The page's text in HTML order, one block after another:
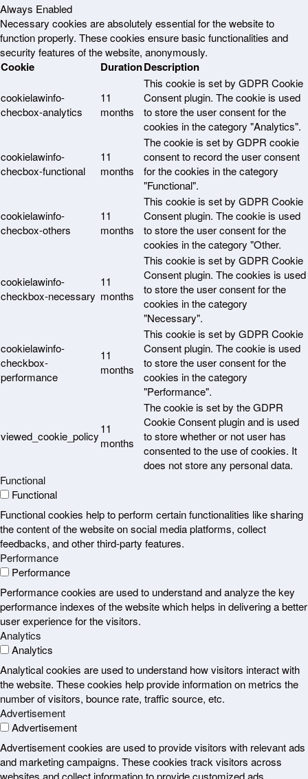
Always Enabled
Necessary cookies are absolutely essential for the website to
function properly. These cookies ensure basic functionalities and
security features of the website, anonymously.
Cookie DurationDescription
cookielawinfo-
checbox-analytics
11
months
This cookie is set by GDPR Cookie
Consent plugin. The cookie is used
to store the user consent for the
cookies in the category "Analytics".
cookielawinfo-
checbox-functional
11
months
The cookie is set by GDPR cookie
consent to record the user consent
for the cookies in the category
"Functional".
cookielawinfo-
checbox-others
11
months
This cookie is set by GDPR Cookie
Consent plugin. The cookie is used
to store the user consent for the
cookies in the category "Other.
cookielawinfo-
checkbox-necessary
11
months
This cookie is set by GDPR Cookie
Consent plugin. The cookies is used
to store the user consent for the
cookies in the category
"Necessary".
cookielawinfo-
checkbox-
performance
11
months
This cookie is set by GDPR Cookie
Consent plugin. The cookie is used
to store the user consent for the
cookies in the category
"Performance".
viewed_cookie_policy
11
months
The cookie is set by the GDPR
Cookie Consent plugin and is used
to store whether or not user has
consented to the use of cookies. It
does not store any personal data.
Functional
Functional
Functional cookies help to perform certain functionalities like sharing
the content of the website on social media platforms, collect
feedbacks, and other third-party features.
Performance
Performance
Performance cookies are used to understand and analyze the key
performance indexes of the website which helps in delivering a better
user experience for the visitors.
Analytics
Analytics
Analytical cookies are used to understand how visitors interact with
the website. These cookies help provide information on metrics the
number of visitors, bounce rate, traffic source, etc.
Advertisement
Advertisement
Advertisement cookies are used to provide visitors with relevant ads
and marketing campaigns. These cookies track visitors across
websites and collect information to provide customized ads.